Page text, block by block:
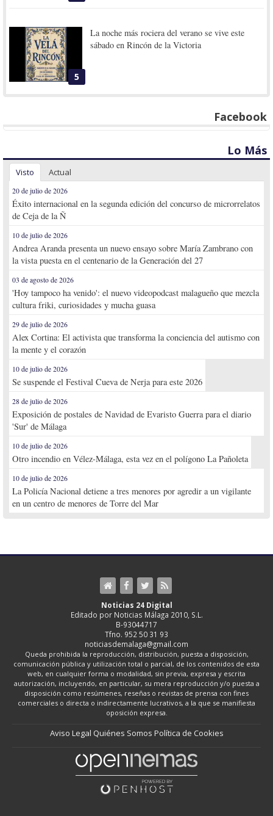
5
La noche más rociera del verano se vive este
sábado en Rincón de la Victoria
Facebook
Lo Más
Visto Actual
20 de julio de 2026
Éxito internacional en la segunda edición del concurso de microrrelatos
de Ceja de la Ñ
10 de julio de 2026
Andrea Aranda presenta un nuevo ensayo sobre María Zambrano con
la vista puesta en el centenario de la Generación del 27
03 de agosto de 2026
'Hoy tampoco ha venido': el nuevo videopodcast malagueño que mezcla
cultura friki, curiosidades y mucha guasa
29 de julio de 2026
Alex Cortina: El activista que transforma la conciencia del autismo con
la mente y el corazón
10 de julio de 2026
Se suspende el Festival Cueva de Nerja para este 2026
28 de julio de 2026
Exposición de postales de Navidad de Evaristo Guerra para el diario
'Sur' de Málaga
10 de julio de 2026
Otro incendio en Vélez-Málaga, esta vez en el polígono La Pañoleta
10 de julio de 2026
La Policía Nacional detiene a tres menores por agredir a un vigilante
en un centro de menores de Torre del Mar
Noticias 24 Digital
Editado por Noticias Málaga 2010, S.L.
B-93044717
Tfno. 952 50 31 93
noticiasdemalaga@gmail.com
Queda prohibida la reproducción, distribución, puesta a disposición,
comunicación pública y utilización total o parcial, de los contenidos de esta
web, en cualquier forma o modalidad, sin previa, expresa y escrita
autorización, incluyendo, en particular, su mera reproducción y/o puesta a
disposición como resúmenes, reseñas o revistas de prensa con fines
comerciales o directa o indirectamente lucrativos, a la que se manifiesta
oposición expresa.
Aviso Legal Quiénes Somos Política de Cookies